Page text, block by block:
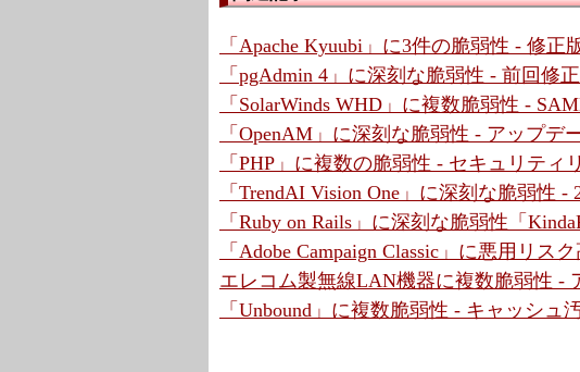
「Apache Kyuubi」に3件の脆弱性 - 修正
「pgAdmin 4」に深刻な脆弱性 - 前回修
「SolarWinds WHD」に複数脆弱性 -
「OpenAM」に深刻な脆弱性 - アップデ
「PHP」に複数の脆弱性 - セキュリティ
「TrendAI Vision One」に深刻な脆弱性 -
「Ruby on Rails」に深刻な脆弱性「
「Adobe Campaign Classic」に悪用リス
エレコム製無線LAN機器に複数脆弱性 -
「Unbound」に複数脆弱性 - キャッシュ